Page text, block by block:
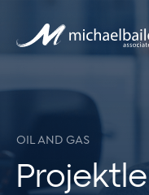
OIL AND GAS
Projektleitung